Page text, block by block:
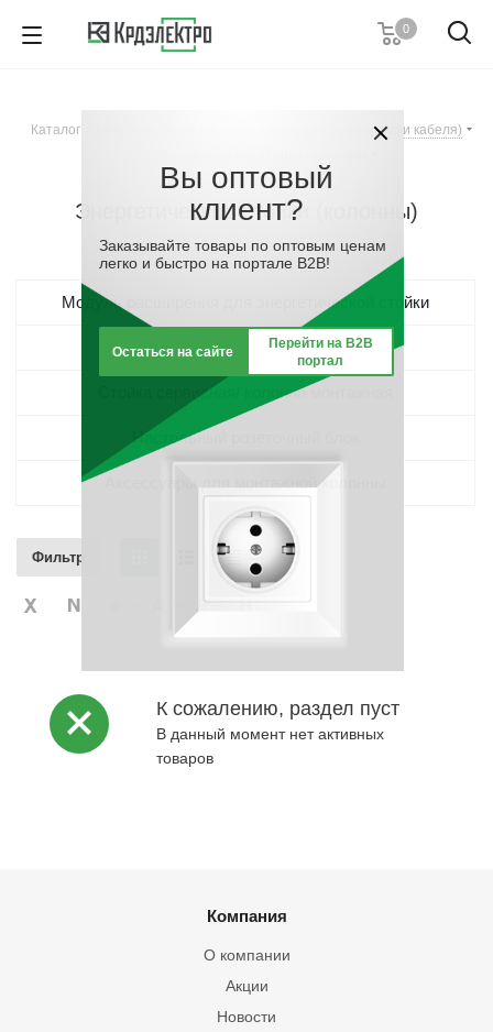
0
Каталог
Кабеленесущие системы (системы для прокладки кабеля)
Энергетические стойки (колонны)
Модуль расширения для энергетической стойки
Основание энергетической стойки
Стойка сервисная/ колонна монтажная
Настольный розеточный блок
Аксессуары для монтажной колонны
Фильтр
К сожалению, раздел пуст
В данный момент нет активных
товаров
Компания
О компании
Акции
Новости
Вы оптовый
клиент?
Заказывайте товары по оптовым ценам
легко и быстро на портале B2B!
Остаться на сайте
Перейти на B2B
портал